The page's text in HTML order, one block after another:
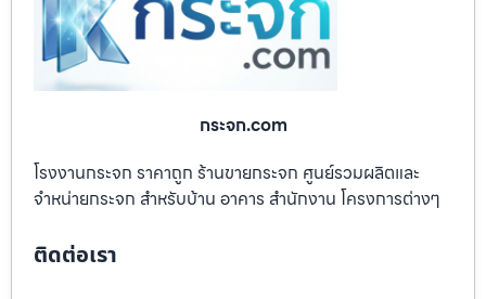
กระจก.com
โรงงานกระจก ราคาถูก ร้านขายกระจก ศูนย์รวมผลิตและ
จำหน่ายกระจก สำหรับบ้าน อาคาร สำนักงาน โครงการต่างๆ
ติดต่อเรา